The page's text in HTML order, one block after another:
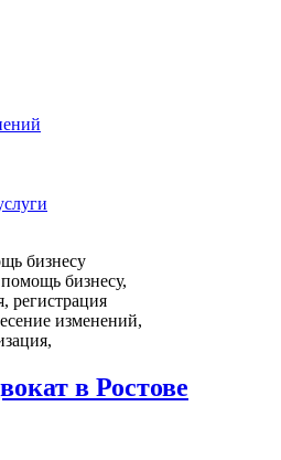
в Ростове
бизнесу,
регистрация
изменений,